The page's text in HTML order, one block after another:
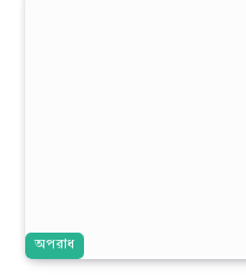
অপরাধ